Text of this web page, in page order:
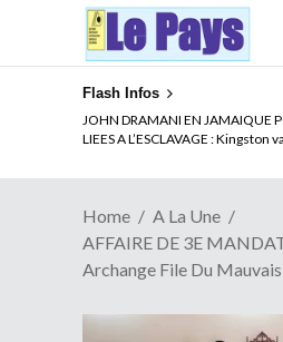
Flash Infos
JOHN DRAMANI EN
LIEES A L’ESCLAVAGE :
ELECTION DE TALON A LA TETE
Quand Patrice quitte le pouvoir
Home
A La Une
AFFAIRE DE 3E
Archange File Du